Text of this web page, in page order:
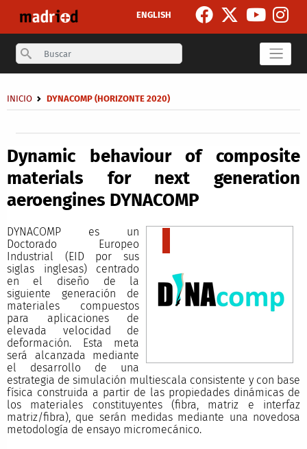
ENGLISH
Search
Sobrescribir enlaces de ayuda a la navegación
INICIO DYNACOMP (HORIZONTE 2020)
Dynamic behaviour of composite
materials for next generation
aeroengines DYNACOMP
DYNACOMP es un
Doctorado Europeo
Industrial (EID por sus
siglas inglesas) centrado
en el diseño de la
siguiente generación de
materiales compuestos
para aplicaciones de
elevada velocidad de
deformación. Esta meta
será alcanzada mediante
el desarrollo de una
estrategia de simulación multiescala consistente y con base
física construida a partir de las propiedades dinámicas de
los materiales constituyentes (fibra, matriz e interfaz
matriz/fibra), que serán medidas mediante una novedosa
metodología de ensayo micromecánico.